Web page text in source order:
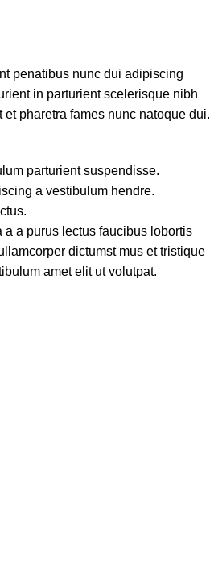
penatibus nunc dui adipiscing
in parturient scelerisque nibh
pharetra fames nunc natoque dui.
parturient suspendisse.
a vestibulum hendre.
a purus lectus faucibus lobortis
dictumst mus et tristique
amet elit ut volutpat.